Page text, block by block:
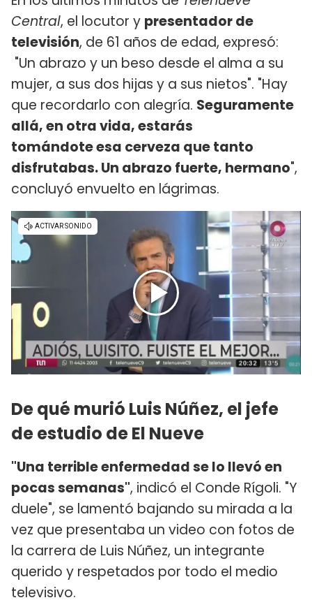
Central, el locutor y presentador de
televisión, de 61 años de edad, expresó:​
"Un abrazo y un beso desde el alma a su
mujer, a sus dos hijas y a sus nietos". "Hay
que recordarlo con alegría. Seguramente
allá, en otra vida, estarás
tomándote esa cerveza que tanto
disfrutabas. Un abrazo fuerte, hermano",
concluyó envuelto en lágrimas.
De qué murió Luis Núñez, el jefe
de estudio de El Nueve
"Una terrible enfermedad se lo llevó en
pocas semanas", indicó el Conde Rígoli. "Y
duele", se lamentó bajando su mirada a la
vez que presentaba un video con fotos de
la carrera de Luis Núñez, un integrante
querido y respetados por todo el medio
televisivo.